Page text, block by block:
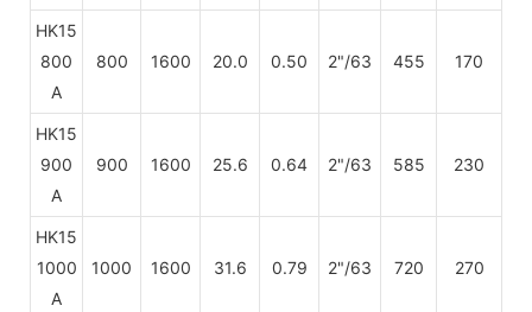
HK15
800
A
800 1600 20.0 0.50 2"/63 455 170
HK15
900
A
900 1600 25.6 0.64 2"/63 585 230
HK15
1000
A
1000 1600 31.6 0.79 2"/63 720 270